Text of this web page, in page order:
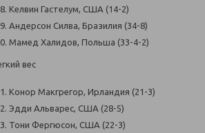
Келвин Гастелум, США (14-2)
Андерсон Силва, Бразилия (34-8)
Мамед Халидов, Польша (33-4-2)
вес
Конор Макгрегор, Ирландия (21-3)
Эдди Альварес, США (28-5)
Тони Фергюсон, США (22-3)